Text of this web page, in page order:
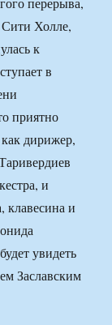
Сити Холле,
к
в
приятно
дирижер,
и
клавесина и
увидеть
Заславским